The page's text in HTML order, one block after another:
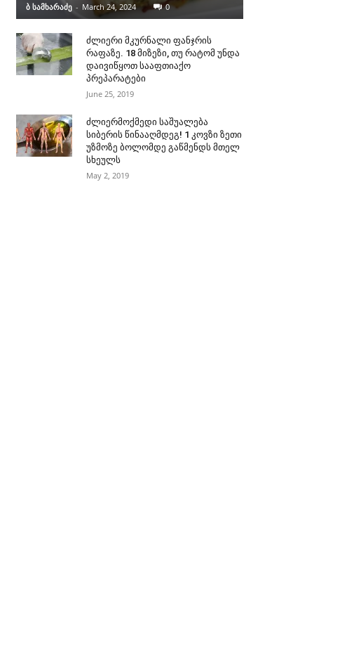
ბ სამხარაძე - March 24, 2024 0
ძლიერი მკურნალი ფანჯრის
რაფაზე. 18 მიზეზი, თუ რატომ უნდა
დაივიწყოთ სააფთიაქო
პრეპარატები
June 25, 2019
ძლიერმოქმედი საშუალება
სიბერის წინააღმდეგ! 1 კოვზი ზეთი
უზმოზე ბოლომდე გაწმენდს მთელ
სხეულს
May 2, 2019